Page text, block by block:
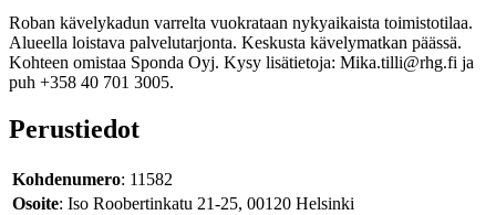
Roban kävelykadun varrelta vuokrataan nykyaikaista toimistotilaa.
Alueella loistava palvelutarjonta. Keskusta kävelymatkan päässä.
Kohteen omistaa Sponda Oyj. Kysy lisätietoja: Mika.tilli@rhg.fi ja
puh +358 40 701 3005.
Perustiedot
Kohdenumero: 11582
Osoite: Iso Roobertinkatu 21-25, 00120 Helsinki